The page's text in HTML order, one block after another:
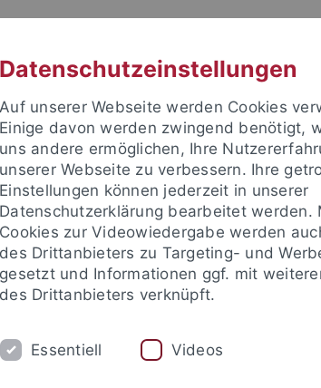
FORSCHUNG
Datenschutzeinstellungen
Auf unserer Webseite werden Cookies
Einige davon werden zwingend benötigt,
uns andere ermöglichen, Ihre
unserer Webseite zu verbessern. Ihre
Einstellungen können jederzeit in unserer
Datenschutzerklärung bearbeitet werden.
Cookies zur Videowiedergabe werden
des Drittanbieters zu Targeting- und
gesetzt und Informationen ggf. mit
des Drittanbieters verknüpft.
Essentiell Videos